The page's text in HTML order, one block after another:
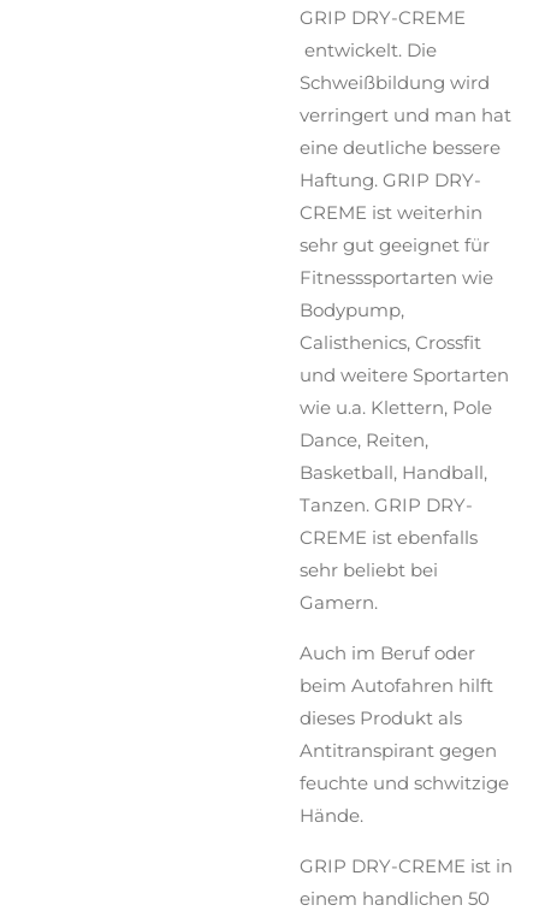
GRIP DRY-CREME
entwickelt. Die
Schweißbildung wird
verringert und man hat
eine deutliche bessere
Haftung. GRIP DRY-
CREME ist weiterhin
sehr gut geeignet für
Fitnesssportarten wie
Bodypump,
Calisthenics, Crossfit
und weitere Sportarten
wie u.a. Klettern, Pole
Dance, Reiten,
Basketball, Handball,
Tanzen. GRIP DRY-
CREME ist ebenfalls
sehr beliebt bei
Gamern.
Auch im Beruf oder
beim Autofahren hilft
dieses Produkt als
Antitranspirant gegen
feuchte und schwitzige
Hände.
GRIP DRY-CREME ist in
einem handlichen 50